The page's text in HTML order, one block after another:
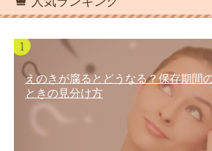
えのきが腐るとどうなる？保存期間
ときの見分け方